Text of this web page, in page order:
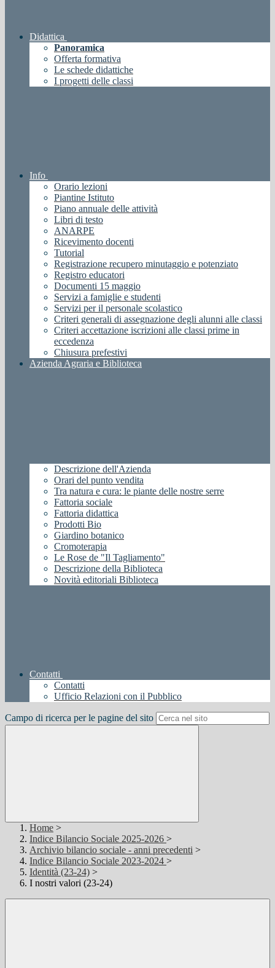
Didattica
Panoramica
Offerta formativa
Le schede didattiche
I progetti delle classi
Info
Orario lezioni
Piantine Istituto
Piano annuale delle attività
Libri di testo
ANARPE
Ricevimento docenti
Tutorial
Registrazione recupero minutaggio e potenziato
Registro educatori
Documenti 15 maggio
Servizi a famiglie e studenti
Servizi per il personale scolastico
Criteri generali di assegnazione degli alunni alle classi
Criteri accettazione iscrizioni alle classi prime in
eccedenza
Chiusura prefestivi
Azienda Agraria e Biblioteca
Descrizione dell'Azienda
Orari del punto vendita
Tra natura e cura: le piante delle nostre serre
Fattoria sociale
Fattoria didattica
Prodotti Bio
Giardino botanico
Cromoterapia
Le Rose de "Il Tagliamento"
Descrizione della Biblioteca
Novità editoriali Biblioteca
Contatti
Contatti
Ufficio Relazioni con il Pubblico
Campo di ricerca per le pagine del sito
Home >
Indice Bilancio Sociale 2025-2026 >
Archivio bilancio sociale - anni precedenti >
Indice Bilancio Sociale 2023-2024 >
Identità (23-24) >
I nostri valori (23-24)